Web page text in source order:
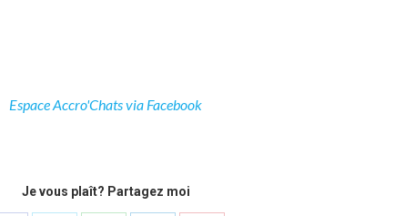
Espace Accro'Chats via Facebook
Je vous plaît? Partagez moi